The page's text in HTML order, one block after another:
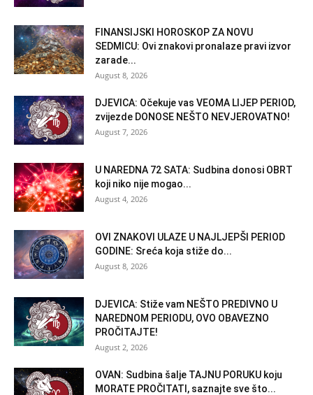
FINANSIJSKI HOROSKOP ZA NOVU
SEDMICU: Ovi znakovi pronalaze pravi izvor
zarade...
August 8, 2026
DJEVICA: Očekuje vas VEOMA LIJEP PERIOD,
zvijezde DONOSE NEŠTO NEVJEROVATNO!
August 7, 2026
U NAREDNA 72 SATA: Sudbina donosi OBRT
koji niko nije mogao...
August 4, 2026
OVI ZNAKOVI ULAZE U NAJLJEPŠI PERIOD
GODINE: Sreća koja stiže do...
August 8, 2026
DJEVICA: Stiže vam NEŠTO PREDIVNO U
NAREDNOM PERIODU, OVO OBAVEZNO
PROČITAJTE!
August 2, 2026
OVAN: Sudbina šalje TAJNU PORUKU koju
MORATE PROČITATI, saznajte sve što...